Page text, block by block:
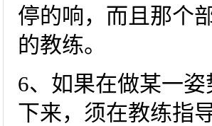
停的响，而且那个
的教练。
6、如果在做某一
下来，须在教练指